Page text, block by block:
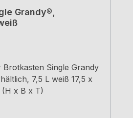
Grandy®,
Brotkasten Single Grandy
7,5 L weiß 17,5 x
x B x T)